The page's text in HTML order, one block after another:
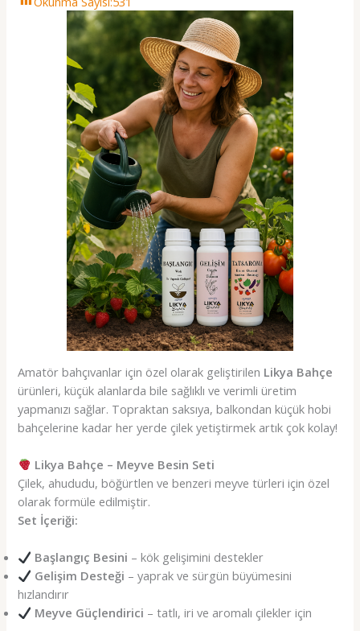
Amatör bahçıvanlar için özel olarak geliştirilen Likya Bahçe
ürünleri, küçük alanlarda bile sağlıklı ve verimli üretim
yapmanızı sağlar. Topraktan saksıya, balkondan küçük hobi
bahçelerine kadar her yerde çilek yetiştirmek artık çok kolay!
Likya Bahçe – Meyve Besin Seti
Çilek, ahududu, böğürtlen ve benzeri meyve türleri için özel
olarak formüle edilmiştir.
Set İçeriği:
Başlangıç Besini – kök gelişimini destekler
Gelişim Desteği – yaprak ve sürgün büyümesini
hızlandırır
Meyve Güçlendirici – tatlı, iri ve aromalı çilekler için